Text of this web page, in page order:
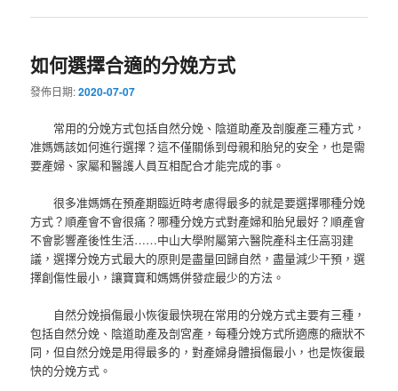
如何選擇合適的分娩方式
發佈日期:2020-07-07
常用的分娩方式包括自然分娩、陰道助產及剖腹產三種方式，
准媽媽該如何進行選擇？這不僅關係到母親和胎兒的安全，也是需
要產婦、家屬和醫護人員互相配合才能完成的事。
很多准媽媽在預產期臨近時考慮得最多的就是要選擇哪種分娩
方式？順產會不會很痛？哪種分娩方式對產婦和胎兒最好？順產會
不會影響產後性生活……中山大學附屬第六醫院產科主任高羽建
議，選擇分娩方式最大的原則是盡量回歸自然，盡量減少干預，選
擇創傷性最小，讓寶寶和媽媽併發症最少的方法。
自然分娩損傷最小恢復最快現在常用的分娩方式主要有三種，
包括自然分娩、陰道助產及剖宮產，每種分娩方式所適應的癥狀不
同，但自然分娩是用得最多的，對產婦身體損傷最小，也是恢復最
快的分娩方式。